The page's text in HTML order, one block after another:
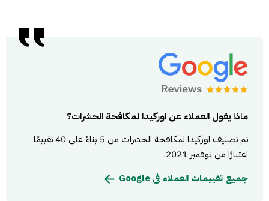
ماذا يقول العملاء عن اوركيدا لمكافحة الحشرات؟
تم تصنيف اوركيدا لمكافحة الحشرات من 5 بناءً على 40 تقييمًا
اعتبارًا من نوفمبر 2021.
جميع تقييمات العملاء فى Google